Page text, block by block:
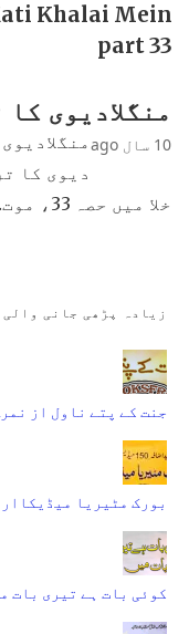
Khalai Mein
part 33
منگلادیوی
10 سال ago
دیوی کا
خلا میں حصہ 33، موت…
زیادہ پڑھی جانی
جنت کے پتے ناول از
بورک مٹیریا
کوئی بات ہے تیری بات